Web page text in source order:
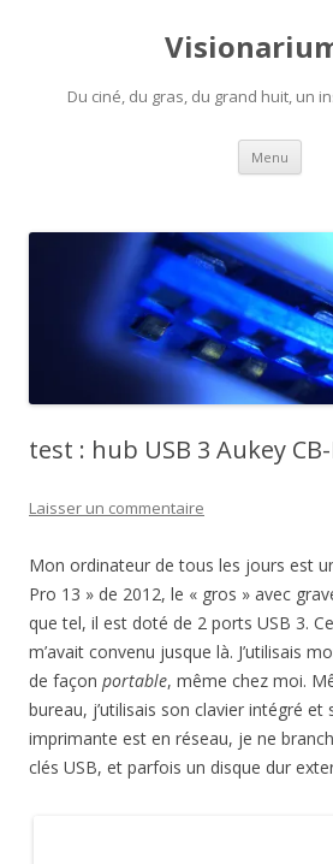
Du ciné, du gras, du grand huit, un
Menu Aller
test : hub USB 3 Aukey
Laisser un commentaire
Mon ordinateur de tous les jours est
Pro 13 » de 2012, le « gros » avec
que tel, il est doté de 2 ports USB 3.
m’avait convenu jusque là. J’utilisais
de façon portable, même chez moi.
bureau, j’utilisais son clavier intégré
imprimante est en réseau, je ne
clés USB, et parfois un disque dur